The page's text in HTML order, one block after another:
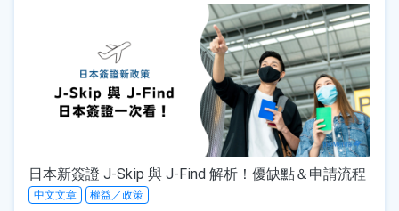
日本新簽證 J-Skip 與 J-Find 解析！優缺點＆申請流程
中文文章 權益／政策